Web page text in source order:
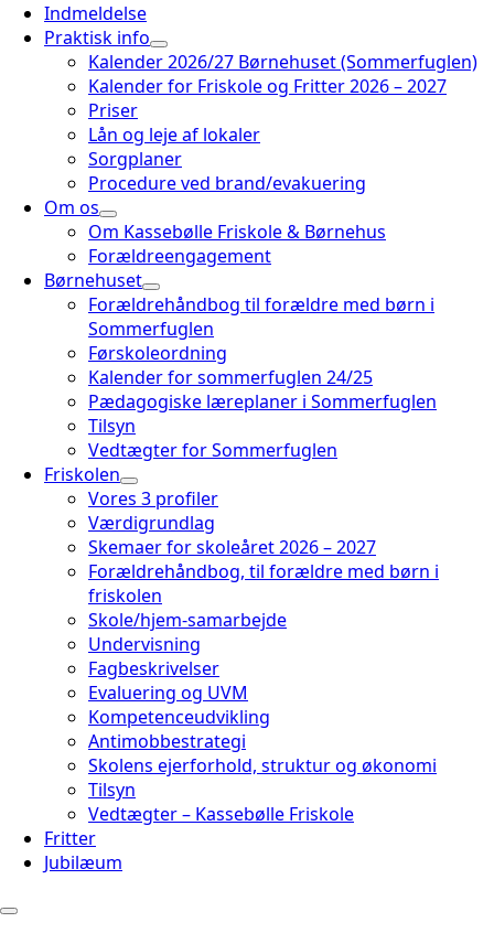
Indmeldelse
Praktisk info
Kalender 2026/27 Børnehuset (Sommerfuglen)
Kalender for Friskole og Fritter 2026 – 2027
Priser
Lån og leje af lokaler
Sorgplaner
Procedure ved brand/evakuering
Om os
Om Kassebølle Friskole & Børnehus
Forældreengagement
Børnehuset
Forældrehåndbog til forældre med børn i
Sommerfuglen
Førskoleordning
Kalender for sommerfuglen 24/25
Pædagogiske læreplaner i Sommerfuglen
Tilsyn
Vedtægter for Sommerfuglen
Friskolen
Vores 3 profiler
Værdigrundlag
Skemaer for skoleåret 2026 – 2027
Forældrehåndbog, til forældre med børn i
friskolen
Skole/hjem-samarbejde
Undervisning
Fagbeskrivelser
Evaluering og UVM
Kompetenceudvikling
Antimobbestrategi
Skolens ejerforhold, struktur og økonomi
Tilsyn
Vedtægter – Kassebølle Friskole
Fritter
Jubilæum